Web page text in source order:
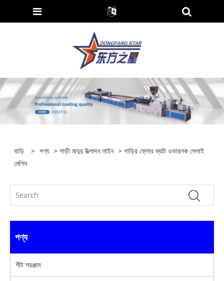
বাড়ি > পণ্য >গাড়ী মাদুর উত্পাদন লাইন > গাড়ির ফ্লোর ম্যাট ওভারলক সেলাই
মেশিন
পণ্য
শীট সরঞ্জাম